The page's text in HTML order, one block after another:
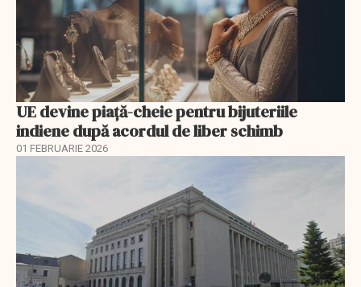
UE devine piață-cheie pentru bijuteriile
indiene după acordul de liber schimb
01 FEBRUARIE 2026